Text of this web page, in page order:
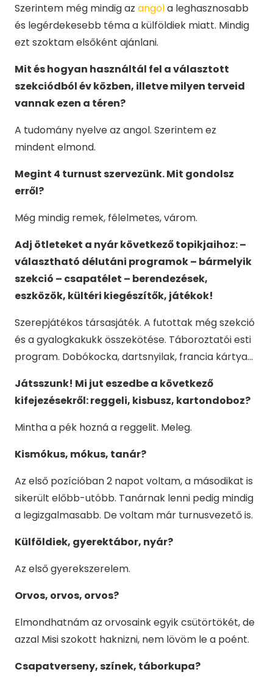
Szerintem még mindig az angola leghasznosabb
és legérdekesebb téma a külföldiek miatt. Mindig
ezt szoktam elsőként ajánlani.
Mit és hogyan használtál fel a választott
szekciódból év közben, illetve milyen terveid
vannak ezen a téren?
A tudomány nyelve az angol. Szerintem ez
mindent elmond.
Megint 4 turnust szervezünk. Mit gondolsz
erről?
Még mindig remek, félelmetes, várom.
Adj ötleteket a nyár következő topikjaihoz: –
választható délutáni programok – bármelyik
szekció – csapatélet – berendezések,
eszközök, kültéri kiegészítők, játékok!
Szerepjátékos társasjáték. A futottak még szekció
és a gyalogkakukk összekötése. Táboroztatói esti
program. Dobókocka, dartsnyilak, francia kártya…
Játsszunk! Mi jut eszedbe a következő
kifejezésekről: reggeli, kisbusz, kartondoboz?
Mintha a pék hozná a reggelit. Meleg.
Kismókus, mókus, tanár?
Az első pozícióban 2 napot voltam, a másodikat is
sikerült előbb-utóbb. Tanárnak lenni pedig mindig
a legizgalmasabb. De voltam már turnusvezető is.
Külföldiek, gyerektábor, nyár?
Az első gyerekszerelem.
Orvos, orvos, orvos?
Elmondhatnám az orvosaink egyik csütörtökét, de
azzal Misi szokott haknizni, nem lövöm le a poént.
Csapatverseny, színek, táborkupa?